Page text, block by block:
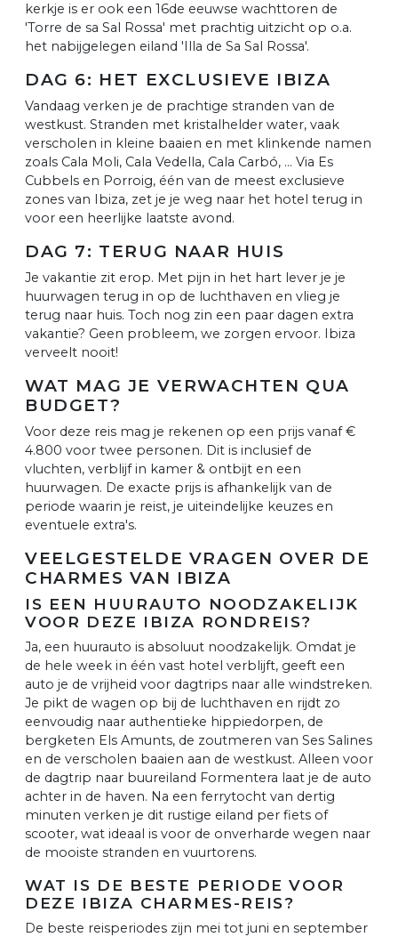
kerkje is er ook een 16de eeuwse wachttoren de
'Torre de sa Sal Rossa' met prachtig uitzicht op o.a.
het nabijgelegen eiland 'Illa de Sa Sal Rossa'.
DAG 6: HET EXCLUSIEVE IBIZA
Vandaag verken je de prachtige stranden van de
westkust. Stranden met kristalhelder water, vaak
verscholen in kleine baaien en met klinkende namen
zoals Cala Moli, Cala Vedella, Cala Carbó, ... Via Es
Cubbels en Porroig, één van de meest exclusieve
zones van Ibiza, zet je je weg naar het hotel terug in
voor een heerlijke laatste avond.
DAG 7: TERUG NAAR HUIS
Je vakantie zit erop. Met pijn in het hart lever je je
huurwagen terug in op de luchthaven en vlieg je
terug naar huis. Toch nog zin een paar dagen extra
vakantie? Geen probleem, we zorgen ervoor. Ibiza
verveelt nooit!
WAT MAG JE VERWACHTEN QUA
BUDGET?
Voor deze reis mag je rekenen op een prijs vanaf €
4.800 voor twee personen. Dit is inclusief de
vluchten, verblijf in kamer & ontbijt en een
huurwagen. De exacte prijs is afhankelijk van de
periode waarin je reist, je uiteindelijke keuzes en
eventuele extra's.
VEELGESTELDE VRAGEN OVER DE
CHARMES VAN IBIZA
IS EEN HUURAUTO NOODZAKELIJK
VOOR DEZE IBIZA RONDREIS?
Ja, een huurauto is absoluut noodzakelijk. Omdat je
de hele week in één vast hotel verblijft, geeft een
auto je de vrijheid voor dagtrips naar alle windstreken.
Je pikt de wagen op bij de luchthaven en rijdt zo
eenvoudig naar authentieke hippiedorpen, de
bergketen Els Amunts, de zoutmeren van Ses Salines
en de verscholen baaien aan de westkust. Alleen voor
de dagtrip naar buureiland Formentera laat je de auto
achter in de haven. Na een ferrytocht van dertig
minuten verken je dit rustige eiland per fiets of
scooter, wat ideaal is voor de onverharde wegen naar
de mooiste stranden en vuurtorens.
WAT IS DE BESTE PERIODE VOOR
DEZE IBIZA CHARMES-REIS?
De beste reisperiodes zijn mei tot juni en september